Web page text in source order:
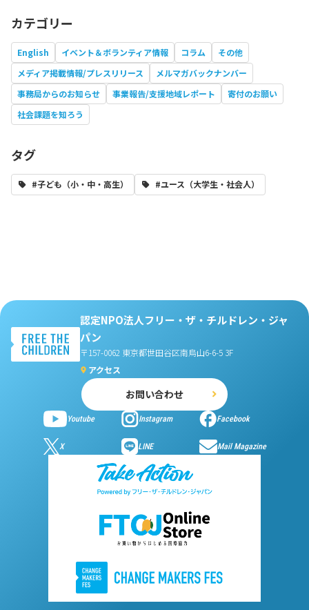
カテゴリー
English イベント＆ボランティア情報 コラム
その他
メディア掲載情報/プレスリリース
メルマガバックナンバー
事務局からのお知らせ
事業報告/支援地域レポート
寄付のお願い
社会課題を知ろう
タグ
#子ども（小・中・高生） #ユース（大学生・社会人）
認定NPO法人フリー・ザ・チルドレン・ジャ
パン
〒157-0062 東京都世田谷区南烏山6-6-5 3F
アクセス
お問い合わせ
Youtube Instagram Facebook
X LINE Mail Magazine